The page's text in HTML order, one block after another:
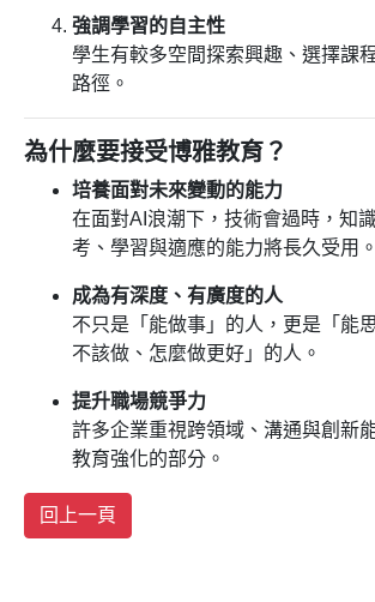
強調學習的自主性
學生有較多空間探索興趣、選擇課
路徑。
為什麼要接受博雅教育？
培養面對未來變動的能力
在面對AI浪潮下，技術會過時，知
考、學習與適應的能力將長久受用。
成為有深度、有廣度的人
不只是「能做事」的人，更是「能
不該做、怎麼做更好」的人。
提升職場競爭力
許多企業重視跨領域、溝通與創新
教育強化的部分。